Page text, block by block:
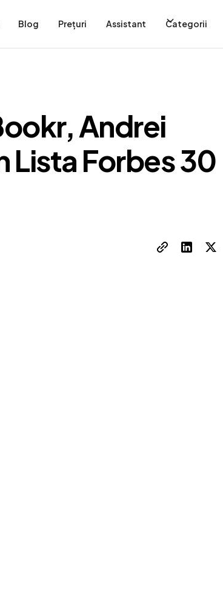
Blog Prețuri Assistant Categorii
Andrei
Lista Forbes 30